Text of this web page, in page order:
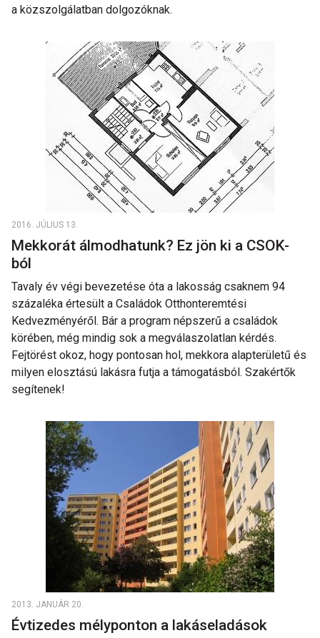
a közszolgálatban dolgozóknak.
2016. JÚLIUS 13.
Mekkorát álmodhatunk? Ez jön ki a CSOK-
ból
Tavaly év végi bevezetése óta a lakosság csaknem 94
százaléka értesült a Családok Otthonteremtési
Kedvezményéről. Bár a program népszerű a családok
körében, még mindig sok a megválaszolatlan kérdés.
Fejtörést okoz, hogy pontosan hol, mekkora alapterületű és
milyen elosztású lakásra futja a támogatásból. Szakértők
segítenek!
2013. JANUÁR 20.
Évtizedes mélyponton a lakáseladások